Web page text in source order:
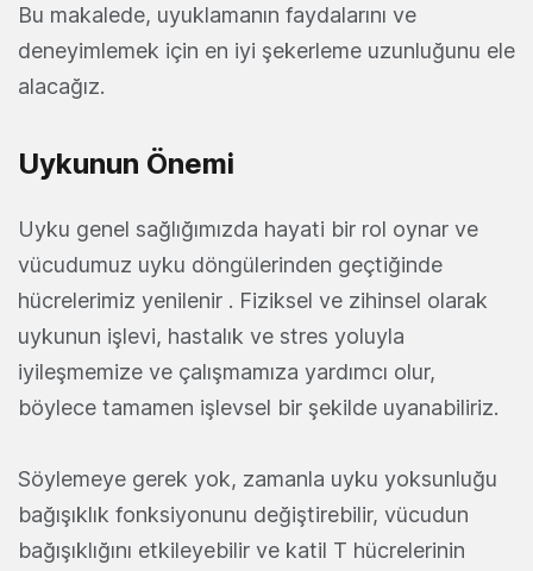
Bu makalede, uyuklamanın faydalarını ve
deneyimlemek için en iyi şekerleme uzunluğunu ele
alacağız.
Uykunun Önemi
Uyku genel sağlığımızda hayati bir rol oynar ve
vücudumuz uyku döngülerinden geçtiğinde
hücrelerimiz yenilenir . Fiziksel ve zihinsel olarak
uykunun işlevi, hastalık ve stres yoluyla
iyileşmemize ve çalışmamıza yardımcı olur,
böylece tamamen işlevsel bir şekilde uyanabiliriz.
Söylemeye gerek yok, zamanla uyku yoksunluğu
bağışıklık fonksiyonunu değiştirebilir, vücudun
bağışıklığını etkileyebilir ve katil T hücrelerinin